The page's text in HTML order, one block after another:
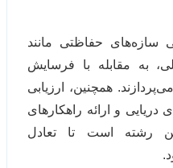
سازه‌های حفاظتی مانند
به مقابله با فرسایش
همچنین، ارزیابی
و ارائه راهکارهای
رشته است تا تعادل